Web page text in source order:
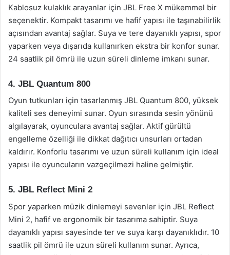
Kablosuz kulaklık arayanlar için JBL Free X mükemmel bir
seçenektir. Kompakt tasarımı ve hafif yapısı ile taşınabilirlik
açısından avantaj sağlar. Suya ve tere dayanıklı yapısı, spor
yaparken veya dışarıda kullanırken ekstra bir konfor sunar.
24 saatlik pil ömrü ile uzun süreli dinleme imkanı sunar.
4. JBL Quantum 800
Oyun tutkunları için tasarlanmış JBL Quantum 800, yüksek
kaliteli ses deneyimi sunar. Oyun sırasında sesin yönünü
algılayarak, oyunculara avantaj sağlar. Aktif gürültü
engelleme özelliği ile dikkat dağıtıcı unsurları ortadan
kaldırır. Konforlu tasarımı ve uzun süreli kullanım için ideal
yapısı ile oyuncuların vazgeçilmezi haline gelmiştir.
5. JBL Reflect Mini 2
Spor yaparken müzik dinlemeyi sevenler için JBL Reflect
Mini 2, hafif ve ergonomik bir tasarıma sahiptir. Suya
dayanıklı yapısı sayesinde ter ve suya karşı dayanıklıdır. 10
saatlik pil ömrü ile uzun süreli kullanım sunar. Ayrıca,